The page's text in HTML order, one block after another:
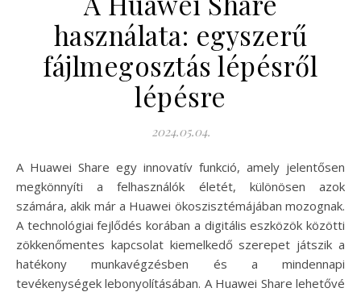
használata: egyszerű
fájlmegosztás lépésről
lépésre
2024.05.04.
A Huawei Share egy innovatív funkció, amely jelentősen
megkönnyíti a felhasználók életét, különösen azok
számára, akik már a Huawei ökoszisztémájában mozognak.
A technológiai fejlődés korában a digitális eszközök közötti
zökkenőmentes kapcsolat kiemelkedő szerepet játszik a
hatékony munkavégzésben és a mindennapi
tevékenységek lebonyolításában. A Huawei Share lehetővé